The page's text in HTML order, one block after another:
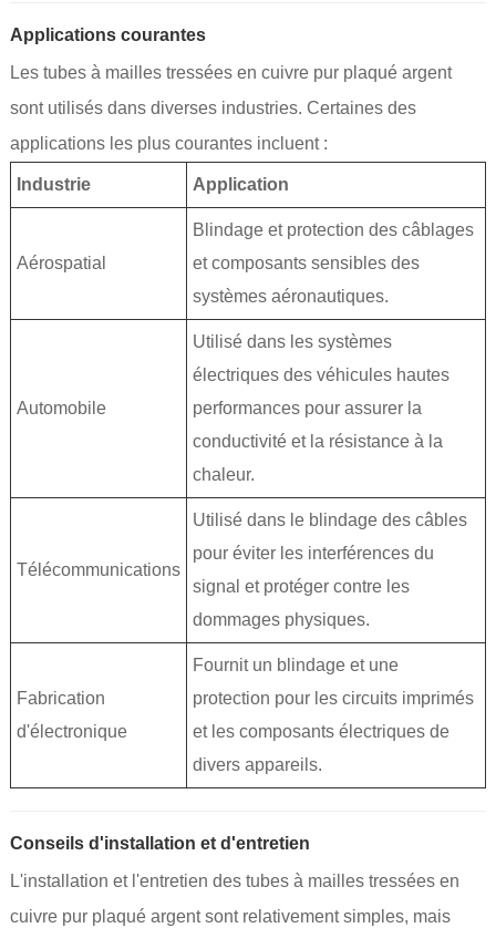
Applications courantes
Les tubes à mailles tressées en cuivre pur plaqué argent
sont utilisés dans diverses industries. Certaines des
applications les plus courantes incluent :
Industrie Application
Aérospatial
Blindage et protection des câblages
et composants sensibles des
systèmes aéronautiques.
Automobile
Utilisé dans les systèmes
électriques des véhicules hautes
performances pour assurer la
conductivité et la résistance à la
chaleur.
Télécommunications
Utilisé dans le blindage des câbles
pour éviter les interférences du
signal et protéger contre les
dommages physiques.
Fabrication
d'électronique
Fournit un blindage et une
protection pour les circuits imprimés
et les composants électriques de
divers appareils.
Conseils d'installation et d'entretien
L'installation et l'entretien des tubes à mailles tressées en
cuivre pur plaqué argent sont relativement simples, mais